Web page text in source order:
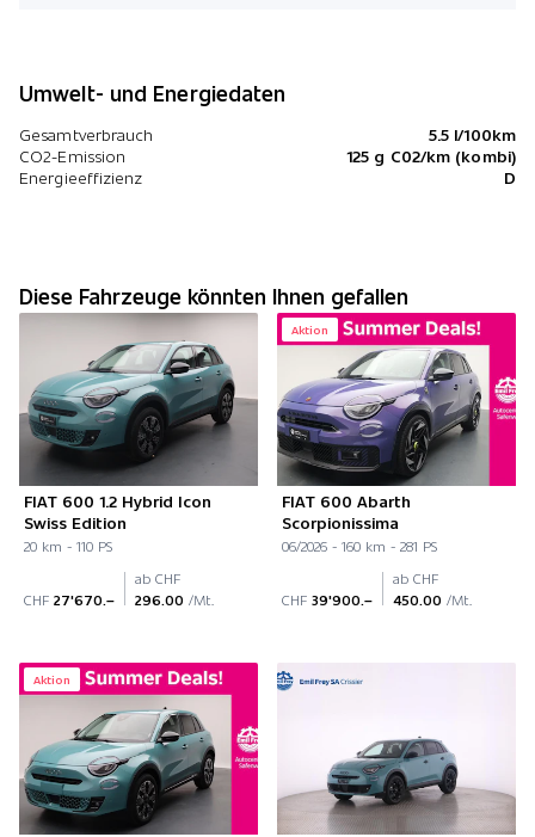
Umwelt- und Energiedaten
Gesamtverbrauch
5.5 l/100km
CO2-Emission
125 g C02/km (kombi)
Energieeffizienz
D
Diese Fahrzeuge könnten Ihnen gefallen
FIAT 600 1.2 Hybrid Icon
Swiss Edition
20 km - 110 PS
CHF 27'670.–
ab CHF
296.00 /Mt.
Aktion
FIAT 600 Abarth
Scorpionissima
06/2026 - 160 km - 281 PS
CHF 39'900.–
ab CHF
450.00 /Mt.
Aktion